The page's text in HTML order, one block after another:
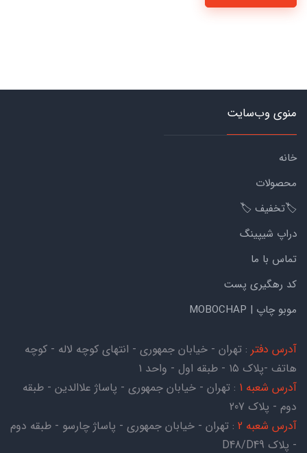
منوی وب‌سایت
خانه
محصولات
🏷️تخفیف 🏷️
دراپ شیپینگ
تماس با ما
کد رهگیری پست
موبو چاپ | MOBOCHAP
آدرس دفتر : تهران - خیابان جمهوری - انتهای کوچه لاله - کوچه
هاتف -پلاک ۱۵ - طبقه اول - واحد ۱
آدرس شعبه 1
: تهران - خیابان جمهوری - پاساژ علاالدین - طبقه
دوم - پلاک 207
آدرس شعبه 2
: تهران - خیابان جمهوری - پاساژ چارسو - طبقه دوم
- پلاک D48/D49